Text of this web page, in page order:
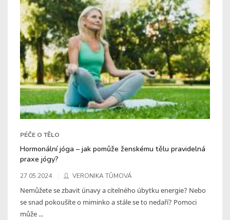
PÉČE O TĚLO
Hormonální jóga – jak pomůže ženskému tělu pravidelná
praxe jógy?
27.05.2024 VERONIKA TŮMOVÁ
Nemůžete se zbavit únavy a citelného úbytku energie? Nebo
se snad pokoušíte o miminko a stále se to nedaří? Pomoci
může ...